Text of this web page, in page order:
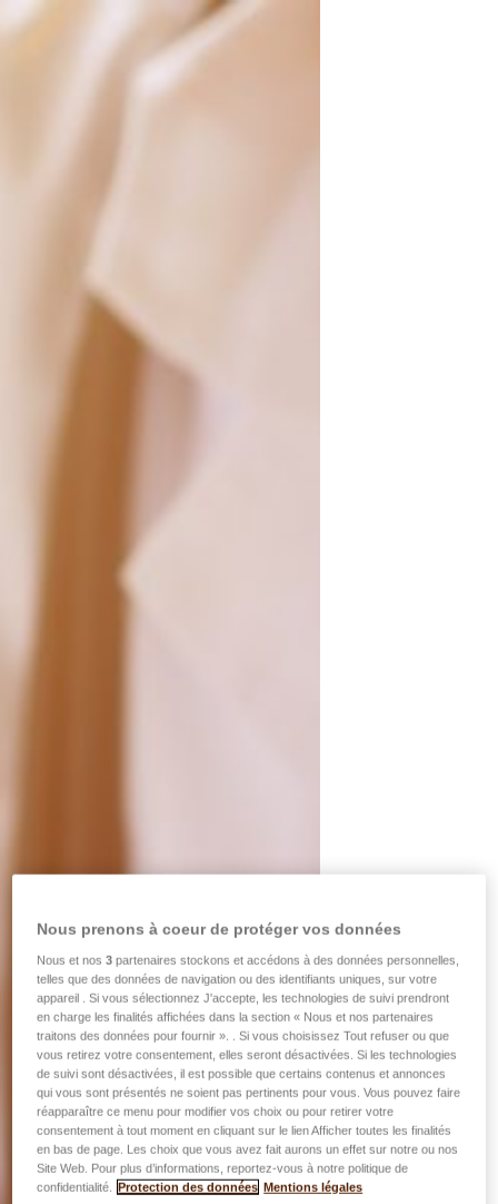
Nous prenons à coeur de protéger vos données
Nous et nos3 partenaires stockons et accédons à des données personnelles,
telles que des données de navigation ou des identifiants uniques, sur votre
appareil . Si vous sélectionnez J'accepte, les technologies de suivi prendront
en charge les finalités affichées dans la section « Nous et nos partenaires
traitons des données pour fournir ». . Si vous choisissez Tout refuser ou que
vous retirez votre consentement, elles seront désactivées. Si les technologies
de suivi sont désactivées, il est possible que certains contenus et annonces
qui vous sont présentés ne soient pas pertinents pour vous. Vous pouvez faire
réapparaître ce menu pour modifier vos choix ou pour retirer votre
consentement à tout moment en cliquant sur le lien Afficher toutes les finalités
en bas de page. Les choix que vous avez fait aurons un effet sur notre ou nos
Site Web. Pour plus d’informations, reportez-vous à notre politique de
confidentialité.
Protection des données Mentions légales